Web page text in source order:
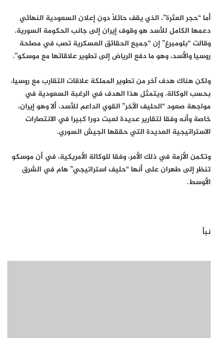
أما “حجر العثرة”، الذي يقف حائلاً دون إعلان السعودية النهائي
دعمها الكامل للأسد هو وقوف إيران إلى جانب الحكومة السورية.
وقالت “بلومبرغ” إن “جميع الحقائق العسكرية تصب في مصلحة
روسيا والأسد، وهو ما دفع الرياض إلى تطوير علاقاتها مع موسكو”.
ولكن هناك هدف آخر من تطوير المملكة علاقات التقارب مع روسيا،
بحسب الوكالة. ويتمثل هذا الهدف في الرغبة السعودية في
مواجهة صعود “الحليف الآخر” القوي الداعم للأسد، ألا وهو إيران،
خاصة وأنه وفقا لتقارير عديدة لعبت دورا كبيرا في الانتصارات
الاستراتيجية العديدة التي حققها الجيش السوري.
وتكمن الأزمة في ذلك الأمر، وفقا للوكالة الأمريكية، في أن موسكو
تنظر إلى طهران على أنها “حليف استراتيجي” هام في الشرق
الأوسط.
نبأ